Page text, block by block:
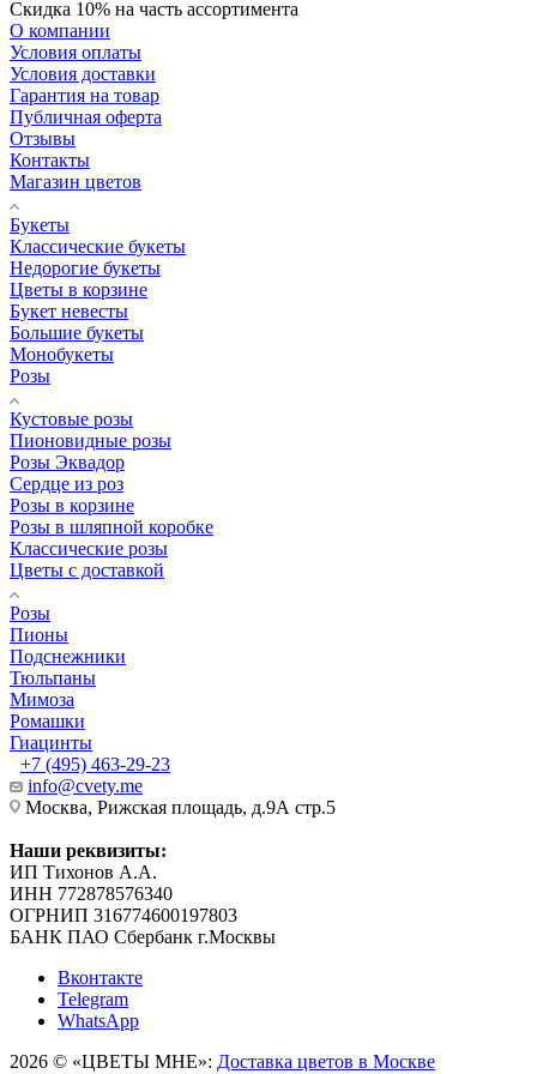
Скидка 10% на часть ассортимента
О компании
Условия оплаты
Условия доставки
Гарантия на товар
Публичная оферта
Отзывы
Контакты
Магазин цветов
Букеты
Классические букеты
Недорогие букеты
Цветы в корзине
Букет невесты
Большие букеты
Монобукеты
Розы
Кустовые розы
Пионовидные розы
Розы Эквадор
Сердце из роз
Розы в корзине
Розы в шляпной коробке
Классические розы
Цветы с доставкой
Розы
Пионы
Подснежники
Тюльпаны
Мимоза
Ромашки
Гиацинты
+7 (495) 463-29-23
info@cvety.me
Москва, Рижская площадь, д.9А стр.5
Наши реквизиты:
ИП Тихонов А.А.
ИНН 772878576340
ОГРНИП 316774600197803
БАНК ПАО Сбербанк г.Москвы
Вконтакте
Telegram
WhatsApp
2026 © «ЦВЕТЫ МНЕ»: Доставка цветов в Москве